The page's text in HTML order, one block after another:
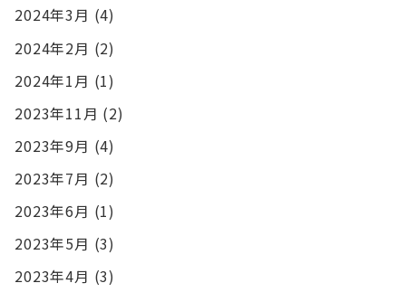
2024年3月 (4)
2024年2月 (2)
2024年1月 (1)
2023年11月 (2)
2023年9月 (4)
2023年7月 (2)
2023年6月 (1)
2023年5月 (3)
2023年4月 (3)